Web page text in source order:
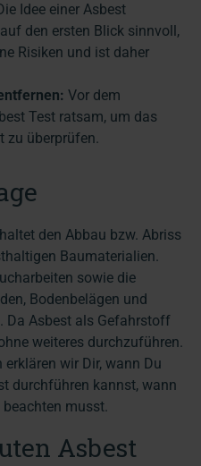
Idee einer Asbest
den ersten Blick sinnvoll,
Risiken und ist daher
Vor dem
Test ratsam, um das
zu überprüfen.
den Abbau bzw. Abriss
Baumaterialien.
sowie die
Bodenbelägen und
Da Asbest als Gefahrstoff
weiteres durchzuführen.
wir Dir, wann Du
durchführen kannst, wann
musst.
Asbest